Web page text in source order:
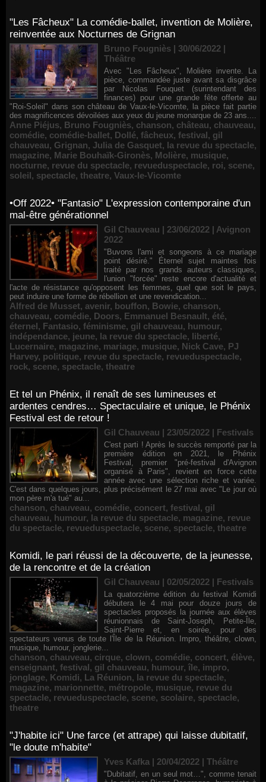
"Les Fâcheux" La comédie-ballet, invention de Molière,
reinventée aux Nocturnes de Grignan
Bruno Fougniès | 30/06/2022 |
Théâtre
Avec "Les Fâcheux", Molière invente. La
pièce, commandée juste avant sa disgrâce
par Nicolas Fouquet (surintendant des
finances) pour une grande fête offerte au
"Roi-Soleil" dans son château de Vaux-le-Vicomte, la pièce fait partie
des magnificences dévoilées aux yeux du jeune monarque de 23 ans....
Anne Piéjus, Bruno Fougniès, chanson, château, chauveau,
comédie, comédie-ballet, Dollé, fâcheux, festival, gil
chauveau, Grignan, Julia de Gasquet, la revue du spectacle,
magazine, Marie Bouhaïk-Gironès, Molière, musique,
nocturne, revue du spectacle, revueduspectacle, roi, scene,
soleil, spectacle, theatre, Vaux-le-Vicomte
•Off 2022• "Fantasio" L'expression contemporaine d'un
mal-être générationnel
Gil Chauveau | 23/06/2022 | Avignon
2022
"Buvons l'ami et songeons à ce mariage
point désiré." Éternel sujet maintes fois
traité par nos grands auteurs classiques,
l'union "forcée" reste encore d'actualité et
l'acte de résistance qu'opposent les femmes, quel que soit le pays,
peut induire une forme de rébellion et une revendication...
Alfred de Musset, avenir, bouffon, Bowie, chanson,
chauveau, comédie, Doors, Emmanuel Besnault, été,
éternel, Fantasio, féminisme, gil chauveau, humour,
indépendance, jeune, la revue du spectacle, liberté,
Lucernaire, magazine, mariage, musique, Nick Cave, PJ
Harvey, politique, revue du spectacle, revueduspectacle,
rock, scene, spectacle, theatre
Et tel un Phénix, il renaît de ses lumineuses et
ardentes cendres… Spectaculaire et unique, le Phénix
Festival est de retour !
Gil Chauveau | 23/05/2022 | Festivals
C'est parti ! Après le succès remporté par la
première édition en 2021, le Phénix
Festival, premier "pré-festival d'Avignon
organisé à Paris", revient en force cette
année avec une sélection riche et variée.
C'est dans quelques jours, plus précisément le 27 mai avec "Le jour où
mon père m'a tué" au...
chanson, chauveau, comédie, concert, festival, gil
chauveau, humour, la revue du spectacle, magazine, revue
du spectacle, revueduspectacle, scene, spectacle, theatre
Komidi, le pari réussi de la découverte, de la jeunesse,
de la rencontre et de la création
Gil Chauveau | 02/05/2022 | Festivals
La quatorzième édition du festival Komidi
débutera le 4 mai pour douze jours de
spectacles proposés la journée aux élèves
réunionnais de Saint-Joseph, Petite-Île,
Saint-Pierre et, en soirée, pour des
spectateurs venus de toute l'Île de la Réunion. Impro, théâtre, clown,
musique, humour, jonglerie...
chanson, chauveau, cirque, clown, comédie, concert, élève,
enseignant, festival, gil chauveau, humour, île, impro,
jonglage, Komidi, La Réunion, la revue du spectacle,
magazine, marionnette, métropole, musique, revue du
spectacle, revueduspectacle, scene, scolaire, spectacle,
theatre
"J'habite ici" Une farce (et attrape) qui laisse dubitatif,
"le doute m'habite"
Yves Kafka | 20/04/2022 | Théâtre
"Dubitatif, en un seul mot…", comme tenait